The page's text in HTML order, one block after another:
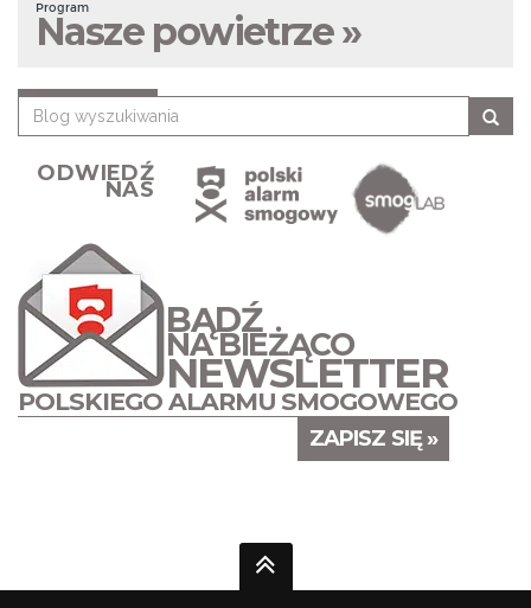
Program
Nasze powietrze »
ODWIEDŹ
NAS
BĄDŹ
NA BIEŻĄCO
NEWSLETTER
POLSKIEGO ALARMU SMOGOWEGO
ZAPISZ SIĘ »